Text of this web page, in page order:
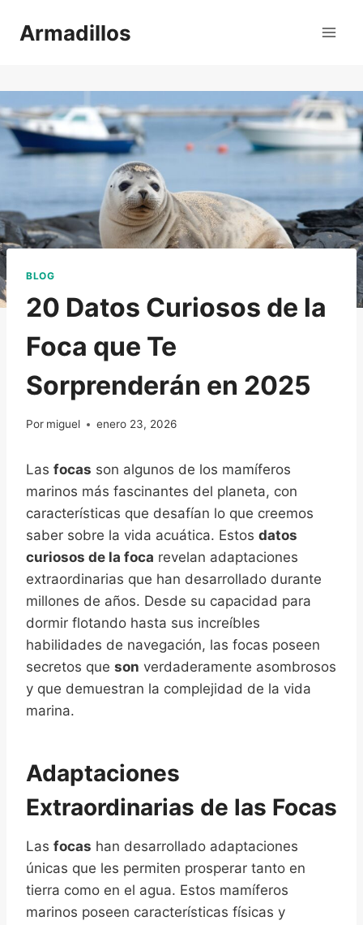
Armadillos
BLOG
20 Datos Curiosos de la
Foca que Te
Sorprenderán en 2025
Por miguel enero 23, 2026
Las focas son algunos de los mamíferos
marinos más fascinantes del planeta, con
características que desafían lo que creemos
saber sobre la vida acuática. Estos datos
curiosos de la foca revelan adaptaciones
extraordinarias que han desarrollado durante
millones de años. Desde su capacidad para
dormir flotando hasta sus increíbles
habilidades de navegación, las focas poseen
secretos que son verdaderamente asombrosos
y que demuestran la complejidad de la vida
marina.
Adaptaciones
Extraordinarias de las Focas
Las focas han desarrollado adaptaciones
únicas que les permiten prosperar tanto en
tierra como en el agua. Estos mamíferos
marinos poseen características físicas y